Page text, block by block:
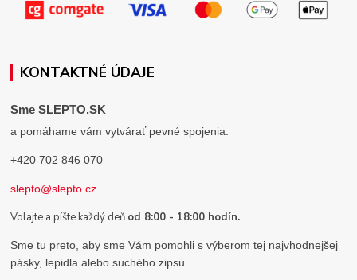
KONTAKTNÉ ÚDAJE
Sme SLEPTO.SK
a pomáhame vám vytvárať pevné spojenia.
+420 702 846 070
slepto@slepto.cz
Volajte a píšte každý deň od 8:00 - 18:00 hodín.
Sme tu preto, aby sme Vám pomohli s výberom tej najvhodnejšej
pásky, lepidla alebo suchého zipsu.